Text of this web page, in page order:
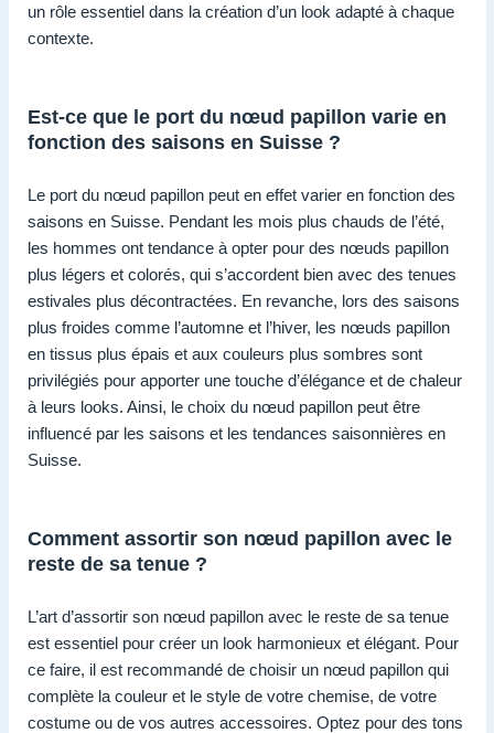
un rôle essentiel dans la création d’un look adapté à chaque
contexte.
Est-ce que le port du nœud papillon varie en
fonction des saisons en Suisse ?
Le port du nœud papillon peut en effet varier en fonction des
saisons en Suisse. Pendant les mois plus chauds de l’été,
les hommes ont tendance à opter pour des nœuds papillon
plus légers et colorés, qui s’accordent bien avec des tenues
estivales plus décontractées. En revanche, lors des saisons
plus froides comme l’automne et l’hiver, les nœuds papillon
en tissus plus épais et aux couleurs plus sombres sont
privilégiés pour apporter une touche d’élégance et de chaleur
à leurs looks. Ainsi, le choix du nœud papillon peut être
influencé par les saisons et les tendances saisonnières en
Suisse.
Comment assortir son nœud papillon avec le
reste de sa tenue ?
L’art d’assortir son nœud papillon avec le reste de sa tenue
est essentiel pour créer un look harmonieux et élégant. Pour
ce faire, il est recommandé de choisir un nœud papillon qui
complète la couleur et le style de votre chemise, de votre
costume ou de vos autres accessoires. Optez pour des tons